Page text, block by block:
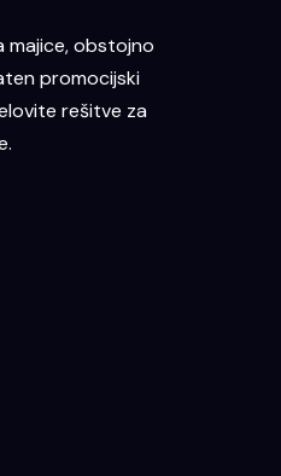
majice, obstojno
promocijski
rešitve za